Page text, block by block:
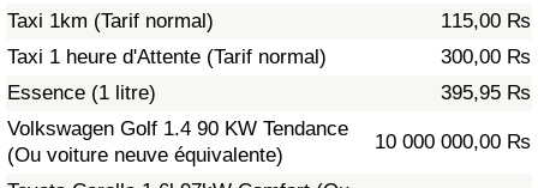
Taxi 1km (Tarif normal)
115,00 ₨
Taxi 1 heure d'Attente (Tarif normal)
300,00 ₨
Essence (1 litre)
395,95 ₨
Volkswagen Golf 1.4 90 KW Tendance
(Ou voiture neuve équivalente)
10 000 000,00 ₨